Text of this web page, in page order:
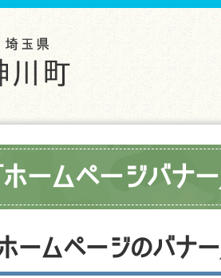
ームページバナ
ームページのバナ